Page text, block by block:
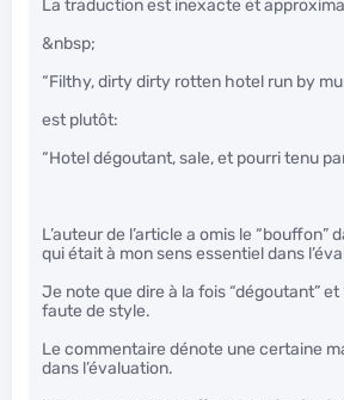
La traduction est inexacte et
&nbsp;
“Filthy, dirty dirty rotten hotel run by
est plutôt:
“Hotel dégoutant, sale, et pourri tenu
L’auteur de l’article a omis le “bouffon”
qui était à mon sens essentiel dans
Je note que dire à la fois “dégoutant” et
faute de style.
Le commentaire dénote une certaine
dans l’évaluation.